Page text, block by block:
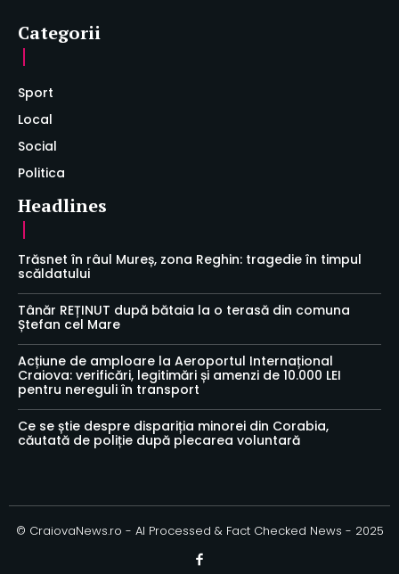
Categorii
Sport
Local
Social
Politica
Headlines
Trăsnet în râul Mureș, zona Reghin: tragedie în timpul
scăldatului
Tânăr REȚINUT după bătaia la o terasă din comuna
Ștefan cel Mare
Acțiune de amploare la Aeroportul Internațional
Craiova: verificări, legitimări și amenzi de 10.000 LEI
pentru nereguli în transport
Ce se știe despre dispariția minorei din Corabia,
căutată de poliție după plecarea voluntară
© CraiovaNews.ro - AI Processed & Fact Checked News - 2025